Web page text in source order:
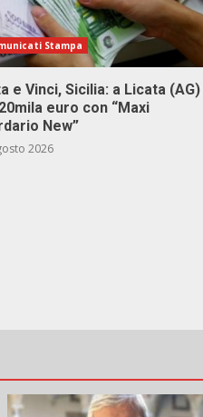
Stampa
e Vinci, Sicilia: a Licata (AG)
euro con “Maxi
New”
2026